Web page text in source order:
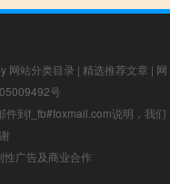
网站分类目录 | 精选推荐文章 | 网
号
件到f_fb#foxmail.com说明，我们
广告及商业合作